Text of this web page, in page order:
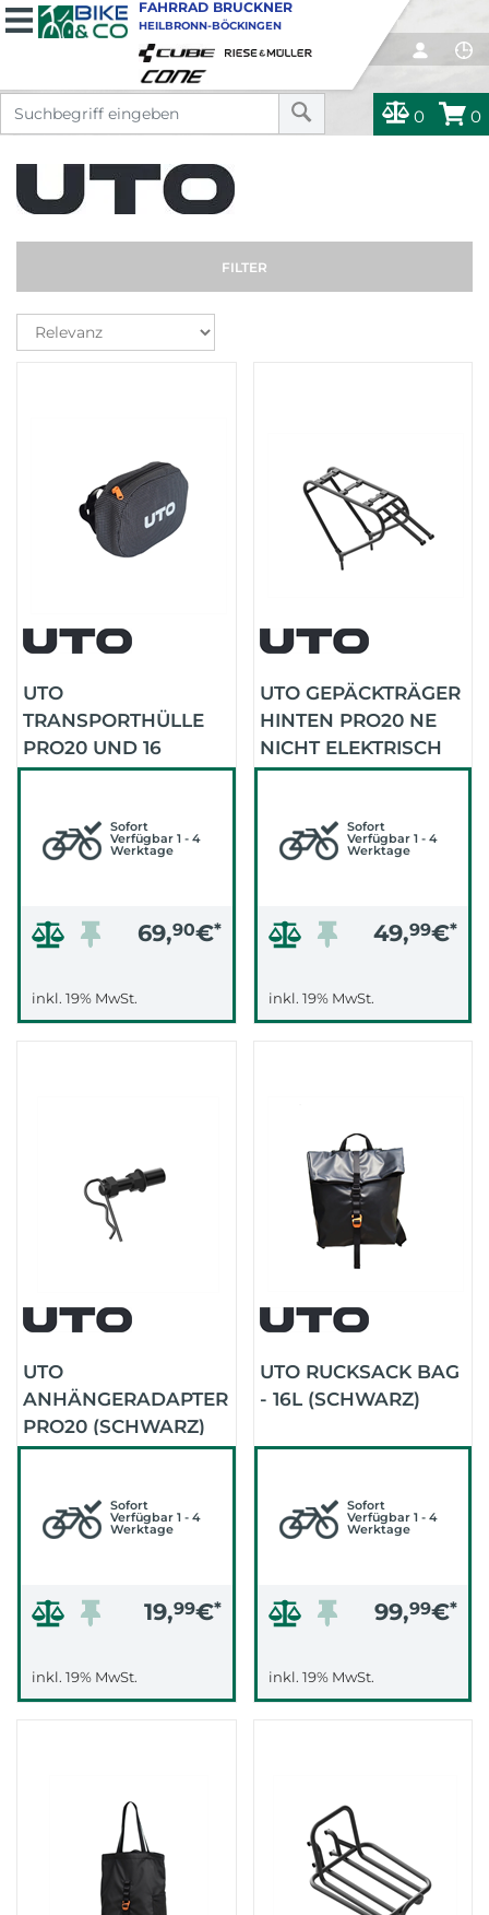
0 0
FAHRRAD BRUCKNER
HEILBRONN-BÖCKINGEN
FILTER
UTO
TRANSPORTHÜLLE
PRO20 UND 16
(SCHWARZ)
Sofort
Verfügbar 1 - 4
Werktage
69,90€*
inkl. 19% MwSt.
UTO GEPÄCKTRÄGER
HINTEN PRO20 NE
NICHT ELEKTRISCH
(SCHWARZ)
Sofort
Verfügbar 1 - 4
Werktage
49,99€*
inkl. 19% MwSt.
UTO
ANHÄNGERADAPTER
PRO20 (SCHWARZ)
Sofort
Verfügbar 1 - 4
Werktage
19,99€*
inkl. 19% MwSt.
UTO RUCKSACK BAG
- 16L (SCHWARZ)
Sofort
Verfügbar 1 - 4
Werktage
99,99€*
inkl. 19% MwSt.